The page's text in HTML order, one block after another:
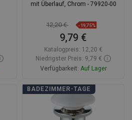
mit Überlauf, Chrom - 79920-00
12,20 € -19,75%
9,79 €
Katalogpreis: 12,20 €
Niedrigster Preis: 9,79 €
Verfügbarkeit: Auf Lager
In den Warenkorb
favorite_border Favorit
Vergleichen
BADEZIMMER-TAGE